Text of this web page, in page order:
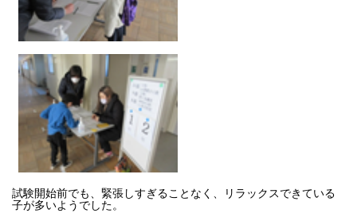
試験開始前でも、緊張しすぎることなく、リラックスできている
子が多いようでした。